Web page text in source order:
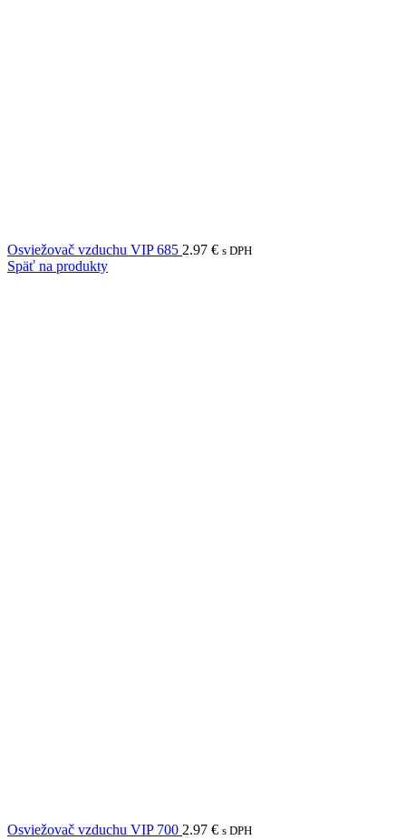
Osviežovač vzduchu VIP 685 2.97 € s DPH
Späť na produkty
Osviežovač vzduchu VIP 700 2.97 € s DPH